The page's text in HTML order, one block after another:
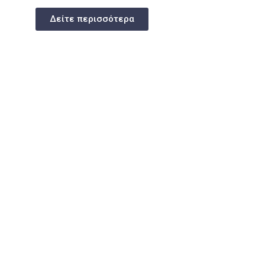
Δείτε περισσότερα